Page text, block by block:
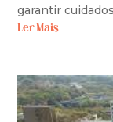
garantir
Ler Mais